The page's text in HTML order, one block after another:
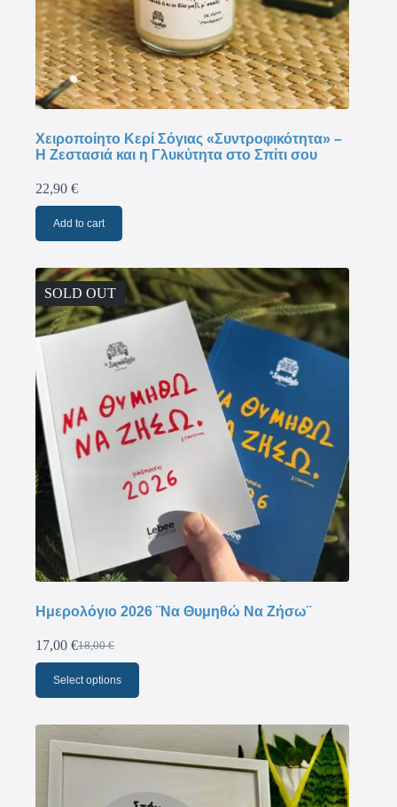
Χειροποίητο Κερί Σόγιας «Συντροφικότητα» –
Η Ζεστασιά και η Γλυκύτητα στο Σπίτι σου
22,90 €
Add to cart
SOLD OUT
Ημερολόγιο 2026 ¨Να Θυμηθώ Να Ζήσω¨
18,00€
17,00 €
Select options